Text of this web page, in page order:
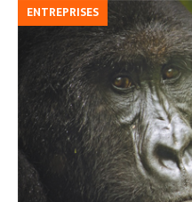
ENTREPRISES